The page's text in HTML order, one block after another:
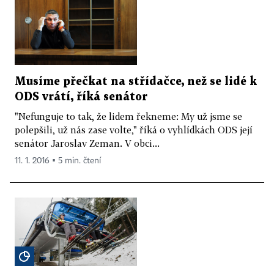
Musíme přečkat na střídačce, než se lidé k
ODS vrátí, říká senátor
"Nefunguje to tak, že lidem řekneme: My už jsme se
polepšili, už nás zase volte," říká o vyhlídkách ODS její
senátor Jaroslav Zeman. V obci...
11. 1. 2016 ▪ 5 min. čtení